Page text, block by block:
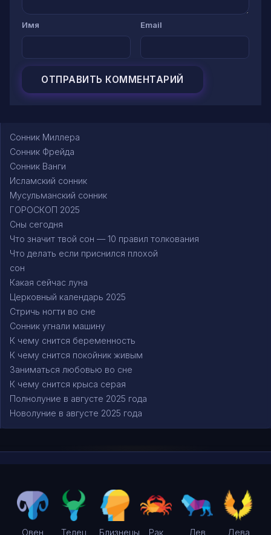
Имя Email
Сонник Миллера
Сонник Фрейда
Сонник Ванги
Исламский сонник
Мусульманский сонник
ГОРОСКОП 2025
Сны сегодня
Что значит твой сон — 10 правил толкования
Что делать если приснился плохой
сон
Какая сейчас луна
Церковный календарь 2025
Стричь ногти во сне
Сонник угнали машину
К чему снится беременность
К чему снится покойник живым
Заниматься любовью во сне
К чему снится крыса серая
Полнолуние в августе 2025 года
Новолуние в августе 2025 года
Овен Телец Близнецы Рак Лев Дева